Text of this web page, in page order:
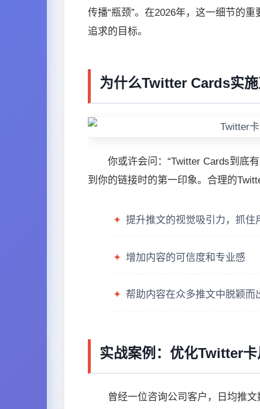
传播“瓶颈”。在2026年，这一细节的
追求的目标。
为什么Twitter Cards实施
你或许会问：“Twitter Cards到底
到你的链接时的第一印象。合理的
✦ 提升推文的视觉吸引力，抓住
✦ 增加内容的可信度和专业感
✦ 帮助内容在众多推文中脱颖而
实战案例：优化Twitter
曾经一位咨询公司客户，日均推